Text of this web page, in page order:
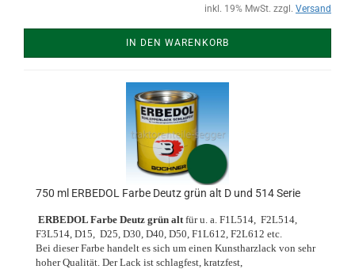
inkl. 19% MwSt. zzgl. Versand
IN DEN WARENKORB
750 ml ERBEDOL Farbe Deutz grün alt D und 514 Serie
ERBEDOL Farbe Deutz grün altfür u. a. F1L514, F2L514,
F3L514, D15, D25, D30, D40, D50, F1L612, F2L612 etc.
Bei dieser Farbe handelt es sich um einen Kunstharzlack von sehr
hoher Qualität. Der Lack ist schlagfest, kratzfest,